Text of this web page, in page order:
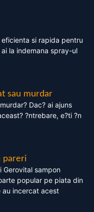
si rapida pentru
la indemana spray-ul
sau murdar
Dac? ai ajuns
?ntrebare, e?ti ?n
pareri
Gerovital sampon
popular pe piata din
au incercat acest